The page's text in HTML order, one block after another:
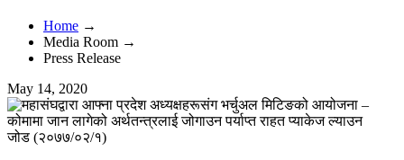
Home →
Media Room →
Press Release
May 14, 2020